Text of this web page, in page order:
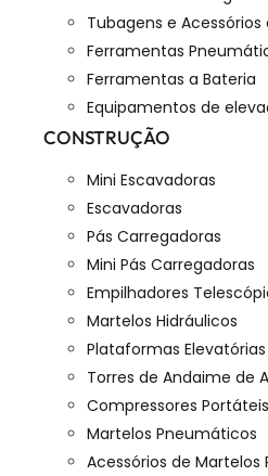
Tubagens e
Ferramentas
Ferramentas a Bateria
Equipamentos de
CONSTRUÇÃO
Mini Escavadoras
Escavadoras
Pás Carregadoras
Mini Pás Carregadoras
Empilhadores
Martelos Hidráulicos
Plataformas Elevatórias
Torres de Andaime de
Compressores
Martelos Pneumáticos
Acessórios de